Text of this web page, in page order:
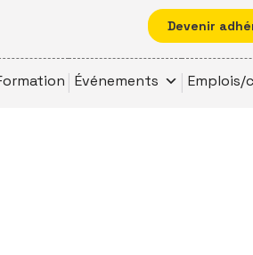
Devenir
Événements Emplois/